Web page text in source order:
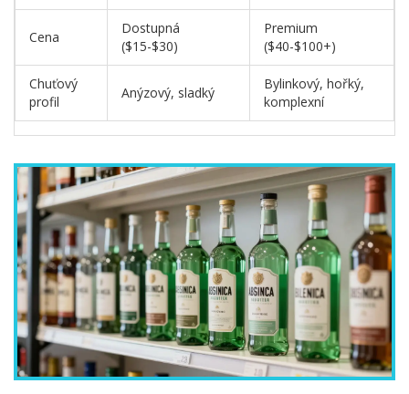
Cena
Dostupná
($15-$30)
Premium
($40-$100+)
Chuťový
profil
Anýzový, sladký
Bylinkový, hořký,
komplexní